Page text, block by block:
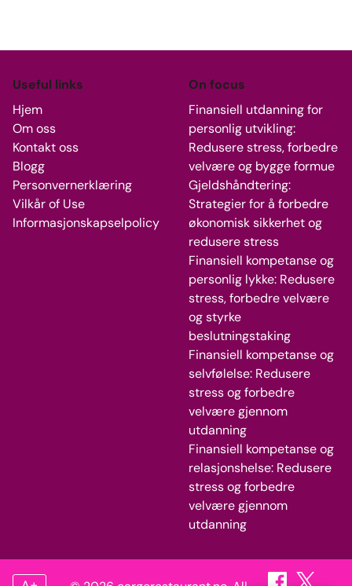
Useful links
Hjem
Om oss
Kontakt oss
Blogg
Personvernerklæring
Vilkår of Use
Informasjonskapselpolicy
On focus
Finansiell utdanning for
personlig utvikling:
Redusere stress, forbedre
velvære og bygge formue
Gjeldshåndtering:
Strategier for å forbedre
økonomisk sikkerhet og
redusere stress
Finansiell kompetanse og
personlig lykke: Redusere
stress, forbedre velvære
og styrke
beslutningstaking
Finansiell kompetanse og
selvfølelse: Redusere
stress og forbedre
velvære gjennom
utdanning
Finansiell kompetanse og
relasjonshelse: Redusere
stress og forbedre
velvære gjennom
utdanning